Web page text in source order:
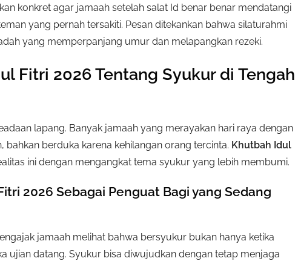
konkret agar jamaah setelah salat Id benar benar mendatangi
yang pernah tersakiti. Pesan ditekankan bahwa silaturahmi
yang memperpanjang umur dan melapangkan rezeki.
Fitri 2026 Tentang Syukur di Tengah
lapang. Banyak jamaah yang merayakan hari raya dengan
bahkan berduka karena kehilangan orang tercinta. Khutbah Idul
ini dengan mengangkat tema syukur yang lebih membumi.
2026 Sebagai Penguat Bagi yang Sedang
jamaah melihat bahwa bersyukur bukan hanya ketika
ujian datang. Syukur bisa diwujudkan dengan tetap menjaga